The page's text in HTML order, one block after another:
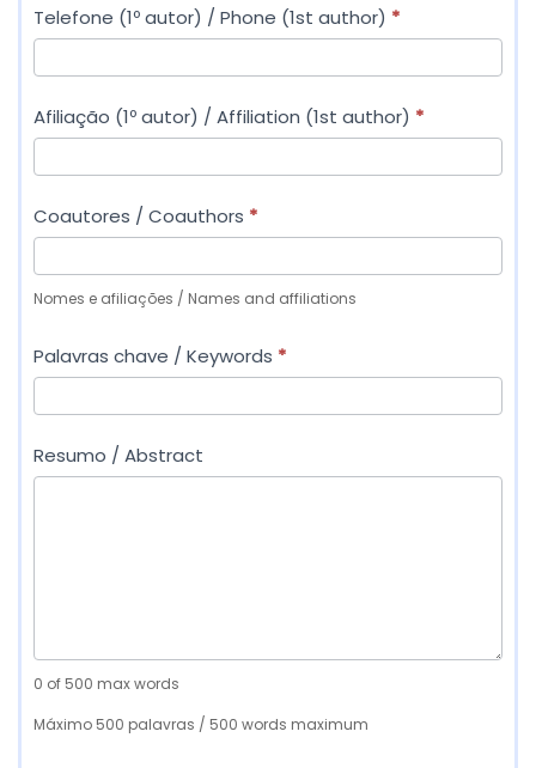
T
H
-
S
u
b
m
i
s
ã
o
t
r
a
s
u
r
/
a
(
t
h
o
1
u
/
a
t
o
Telefone (1º autor) / Phone (1st author) *
Afiliação (1º autor) / Affiliation (1st author) *
Coautores / Coauthors *
Nomes e afiliações / Names and affiliations
Palavras chave / Keywords *
Resumo / Abstract
0 of 500 max words
Máximo 500 palavras / 500 words maximum